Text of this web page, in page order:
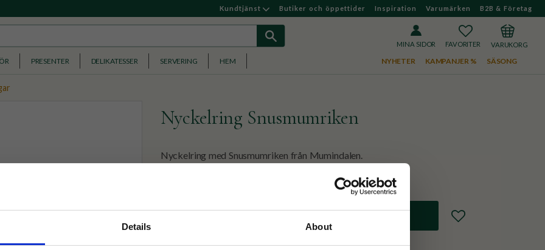
Details About
Kundtjänst Butiker och öppettider Inspiration Varumärken B2B & Företag
MINA SIDOR
FAVORITERKUNDVAGN
PRESENTER DELIKATESSER SERVERING HEM NYHETER KAMPANJER % SÄSONG
Nyckelring Snusmumriken
Nyckelring med Snusmumriken från Mumindalen.
Lägg till i favoriter